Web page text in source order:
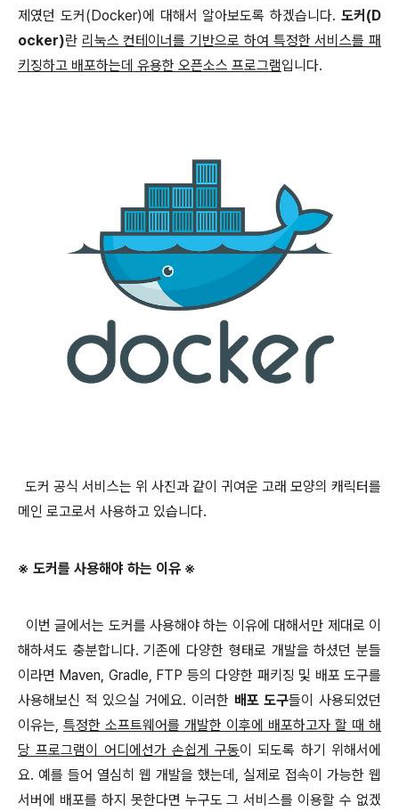
제였던 도커(Docker)에 대해서 알아보도록 하겠습니다. 도커(D
ocker)란 리눅스 컨테이너를 기반으로 하여 특정한 서비스를 패
키징하고 배포하는데 유용한 오픈소스 프로그램입니다.
도커 공식 서비스는 위 사진과 같이 귀여운 고래 모양의 캐릭터를
메인 로고로서 사용하고 있습니다.
※ 도커를 사용해야 하는 이유 ※
이번 글에서는 도커를 사용해야 하는 이유에 대해서만 제대로 이
해하셔도 충분합니다. 기존에 다양한 형태로 개발을 하셨던 분들
이라면 Maven, Gradle, FTP 등의 다양한 패키징 및 배포 도구를
사용해보신 적 있으실 거에요. 이러한 배포 도구들이 사용되었던
이유는, 특정한 소프트웨어를 개발한 이후에 배포하고자 할 때 해
당 프로그램이 어디에선가 손쉽게 구동이 되도록 하기 위해서에
요. 예를 들어 열심히 웹 개발을 했는데, 실제로 접속이 가능한 웹
서버에 배포를 하지 못한다면 누구도 그 서비스를 이용할 수 없겠